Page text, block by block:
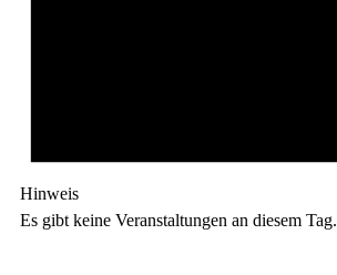
Hinweis
Es gibt keine Veranstaltungen an diesem Tag.